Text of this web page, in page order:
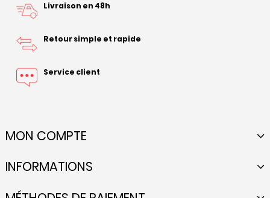
Livraison en 48h
Retour simple et rapide
Service client
MON COMPTE
INFORMATIONS